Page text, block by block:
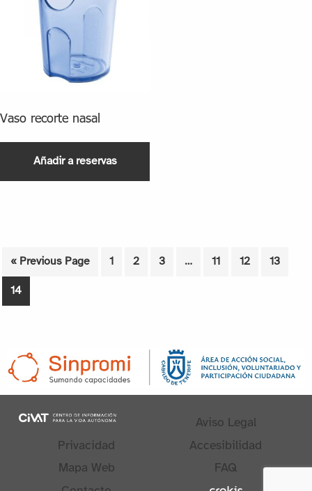
Vaso recorte nasal
Añadir a reservas
« Previous Page 1 2 3 … 11 12 13
14
Aviso Legal
Privacidad
Accesibilidad
Mapa Web
FAQ